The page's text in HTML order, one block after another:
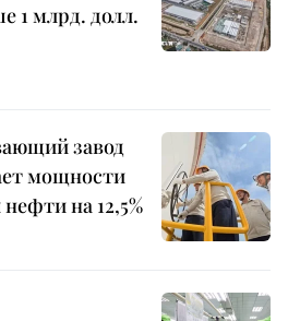
1 млрд. долл.
завод
мощности
на 12,5%